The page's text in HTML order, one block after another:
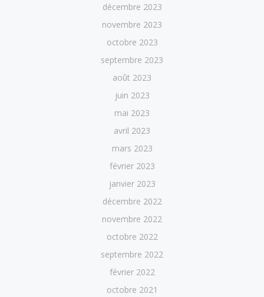
décembre 2023
novembre 2023
octobre 2023
septembre 2023
août 2023
juin 2023
mai 2023
avril 2023
mars 2023
février 2023
janvier 2023
décembre 2022
novembre 2022
octobre 2022
septembre 2022
février 2022
octobre 2021